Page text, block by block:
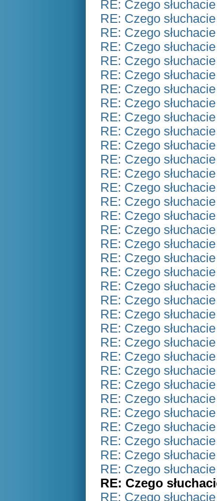
RE: Czego
RE: Czego
RE: Czego
RE: Czego
RE: Czego
RE: Czego
RE: Czego
RE: Czego
RE: Czego
RE: Czego
RE: Czego
RE: Czego
RE: Czego
RE: Czego
RE: Czego
RE: Czego
RE: Czego
RE: Czego
RE: Czego
RE: Czego
RE: Czego
RE: Czego
RE: Czego
RE: Czego
RE: Czego
RE: Czego
RE: Czego
RE: Czego
RE: Czego
RE: Czego
RE: Czego
RE: Czego
RE: Czego
RE: Czego
RE: Czego
RE: Czego